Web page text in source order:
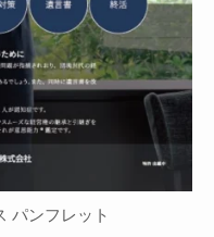
パンフレット